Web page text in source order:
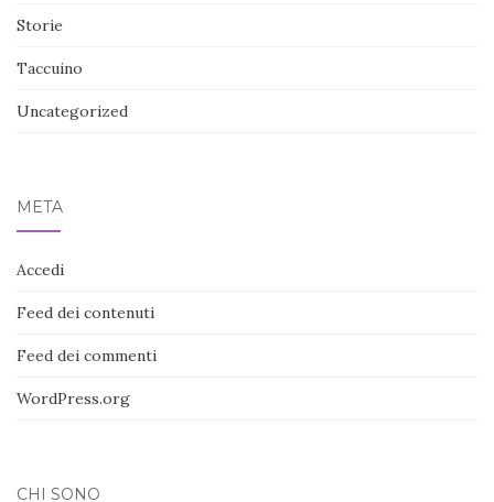
Storie
Taccuino
Uncategorized
META
Accedi
Feed dei contenuti
Feed dei commenti
WordPress.org
CHI SONO